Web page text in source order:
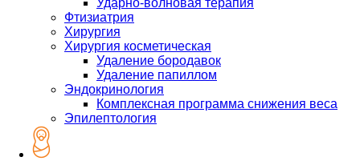
Ударно-волновая терапия
Фтизиатрия
Хирургия
Хирургия косметическая
Удаление бородавок
Удаление папиллом
Эндокринология
Комплексная программа снижения веса
Эпилептология